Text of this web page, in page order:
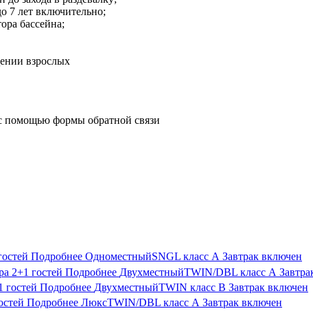
7 лет включительно;
бассейна;
взрослых
помощью формы обратной связи
Подробнее ОдноместныйSNGL класс А Завтрак включен
2+1 гостей Подробнее ДвухместныйTWIN/DBL класс А
гостей Подробнее ДвухместныйTWIN класс В Завтрак включен
Подробнее ЛюксTWIN/DBL класс А Завтрак включен